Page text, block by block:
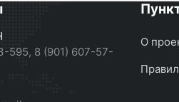
595, 8 (901) 607-57-
О